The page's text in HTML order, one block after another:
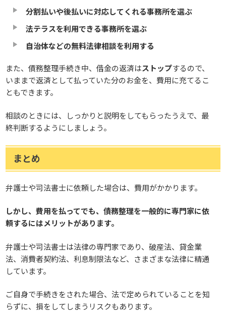
分割払いや後払いに対応してくれる事務所を選ぶ
法テラスを利用できる事務所を選ぶ
自治体などの無料法律相談を利用する
また、債務整理手続き中、借金の返済はストップするので、
いままで返済として払っていた分のお金を、費用に充てるこ
ともできます。
相談のときには、しっかりと説明をしてもらったうえで、最
終判断するようにしましょう。
まとめ
弁護士や司法書士に依頼した場合は、費用がかかります。
しかし、費用を払ってでも、債務整理を一般的に専門家に依
頼するにはメリットがあります。
弁護士や司法書士は法律の専門家であり、破産法、貸金業
法、消費者契約法、利息制限法など、さまざまな法律に精通
しています。
ご自身で手続きをされた場合、法で定められていることを知
らずに、損をしてしまうリスクもあります。